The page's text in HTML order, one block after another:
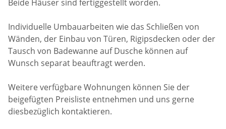
Beide Häuser sind fertiggestellt worden.
Individuelle Umbauarbeiten wie das Schließen von
Wänden, der Einbau von Türen, Rigipsdecken oder der
Tausch von Badewanne auf Dusche können auf
Wunsch separat beauftragt werden.
Weitere verfügbare Wohnungen können Sie der
beigefügten Preisliste entnehmen und uns gerne
diesbezüglich kontaktieren.